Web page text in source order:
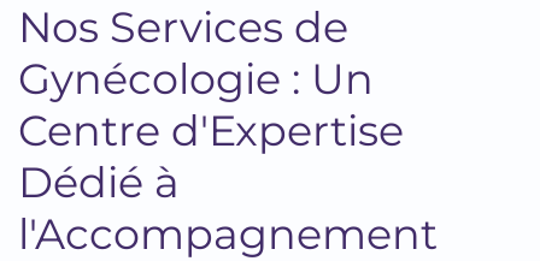
Nos Services de
Gynécologie : Un
Centre d'Expertise
Dédié à
l'Accompagnement